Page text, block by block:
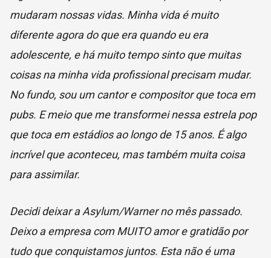
mudaram nossas vidas. Minha vida é muito
diferente agora do que era quando eu era
adolescente, e há muito tempo sinto que muitas
coisas na minha vida profissional precisam mudar.
No fundo, sou um cantor e compositor que toca em
pubs. E meio que me transformei nessa estrela pop
que toca em estádios ao longo de 15 anos. É algo
incrível que aconteceu, mas também muita coisa
para assimilar.
Decidi deixar a Asylum/Warner no mês passado.
Deixo a empresa com MUITO amor e gratidão por
tudo que conquistamos juntos. Esta não é uma